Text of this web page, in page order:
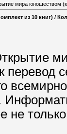
мира юношеством
из 10 книг) /
не